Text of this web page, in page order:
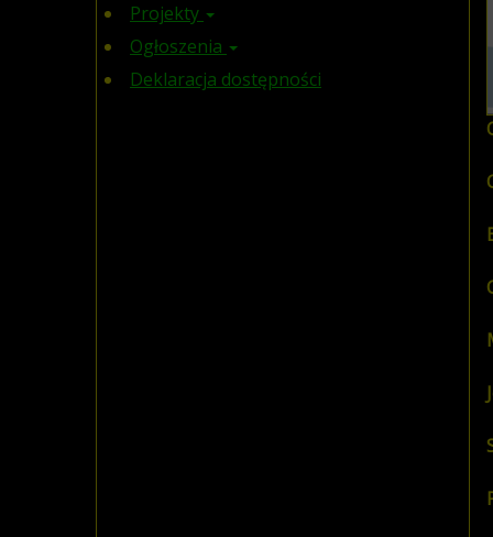
Projekty
Ogłoszenia
Deklaracja dostępności